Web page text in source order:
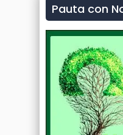
Pauta con